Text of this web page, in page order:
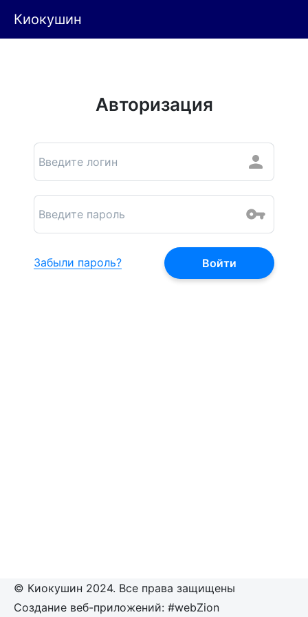
Киокушин
Авторизация
Забыли пароль?
© Киокушин 2024. Все права защищены
Создание веб-приложений: #webZion